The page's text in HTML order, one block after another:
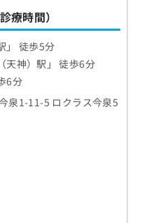
療時間）
」 徒歩5分
天神）駅」 徒歩6分
6分
泉1-11-5 ロクラス今泉5